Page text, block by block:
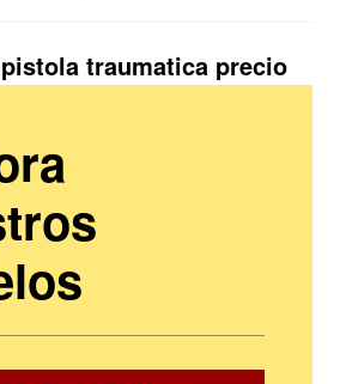
traumatica precio